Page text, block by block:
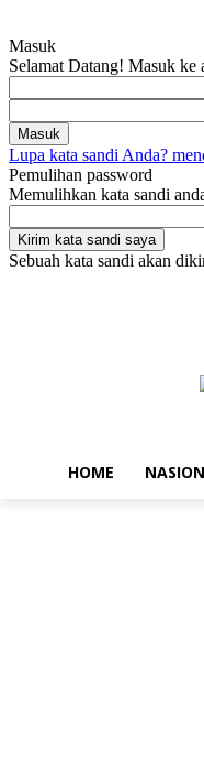
Masuk
Selamat Datang! Masuk ke
Lupa kata sandi Anda?
Pemulihan password
Memulihkan kata sandi
Sebuah kata sandi akan
HOME